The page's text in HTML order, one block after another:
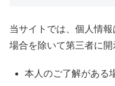
当サイトでは、個人情
場合を除いて第三者に開
本人のご了解がある